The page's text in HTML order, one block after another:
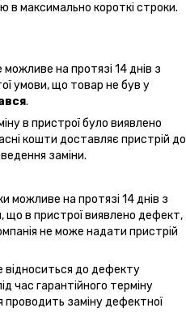
максимально короткі строки.
на протязі 14 днів з
умови, що товар не був у
.
в пристрої було виявлено
кошти доставляє пристрій до
заміни.
можливе на протязі 14 днів з
що в пристрої виявлено дефект,
не може надати пристрій
відноситься до дефекту
час гарантійного терміну
проводить заміну дефектної